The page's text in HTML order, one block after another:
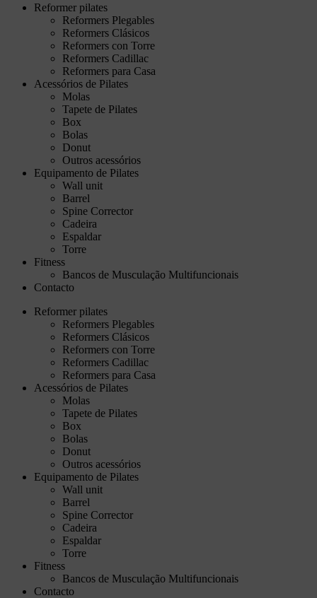
Reformer pilates
Reformers Plegables
Reformers Clásicos
Reformers con Torre
Reformers Cadillac
Reformers para Casa
Acessórios de Pilates
Molas
Tapete de Pilates
Box
Bolas
Donut
Outros acessórios
Equipamento de Pilates
Wall unit
Barrel
Spine Corrector
Cadeira
Espaldar
Torre
Fitness
Bancos de Musculação Multifuncionais
Contacto
Reformer pilates
Reformers Plegables
Reformers Clásicos
Reformers con Torre
Reformers Cadillac
Reformers para Casa
Acessórios de Pilates
Molas
Tapete de Pilates
Box
Bolas
Donut
Outros acessórios
Equipamento de Pilates
Wall unit
Barrel
Spine Corrector
Cadeira
Espaldar
Torre
Fitness
Bancos de Musculação Multifuncionais
Contacto